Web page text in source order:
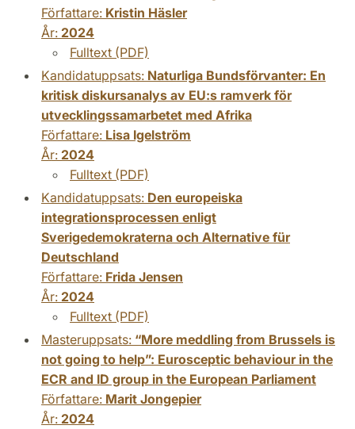
Författare: Kristin Häsler
År: 2024
Fulltext (PDF)
Kandidatuppsats: Naturliga Bundsförvanter: En
kritisk diskursanalys av EU:s ramverk för
utvecklingssamarbetet med Afrika
Författare: Lisa Igelström
År: 2024
Fulltext (PDF)
Kandidatuppsats: Den europeiska
integrationsprocessen enligt
Sverigedemokraterna och Alternative für
Deutschland
Författare: Frida Jensen
År: 2024
Fulltext (PDF)
Masteruppsats: “More meddling from Brussels is
not going to help”: Eurosceptic behaviour in the
ECR and ID group in the European Parliament
Författare: Marit Jongepier
År: 2024